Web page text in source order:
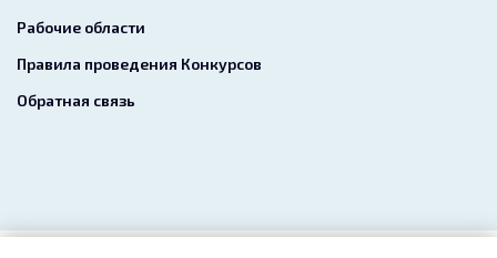
Рабочие области
Правила проведения Конкурсов
Обратная связь